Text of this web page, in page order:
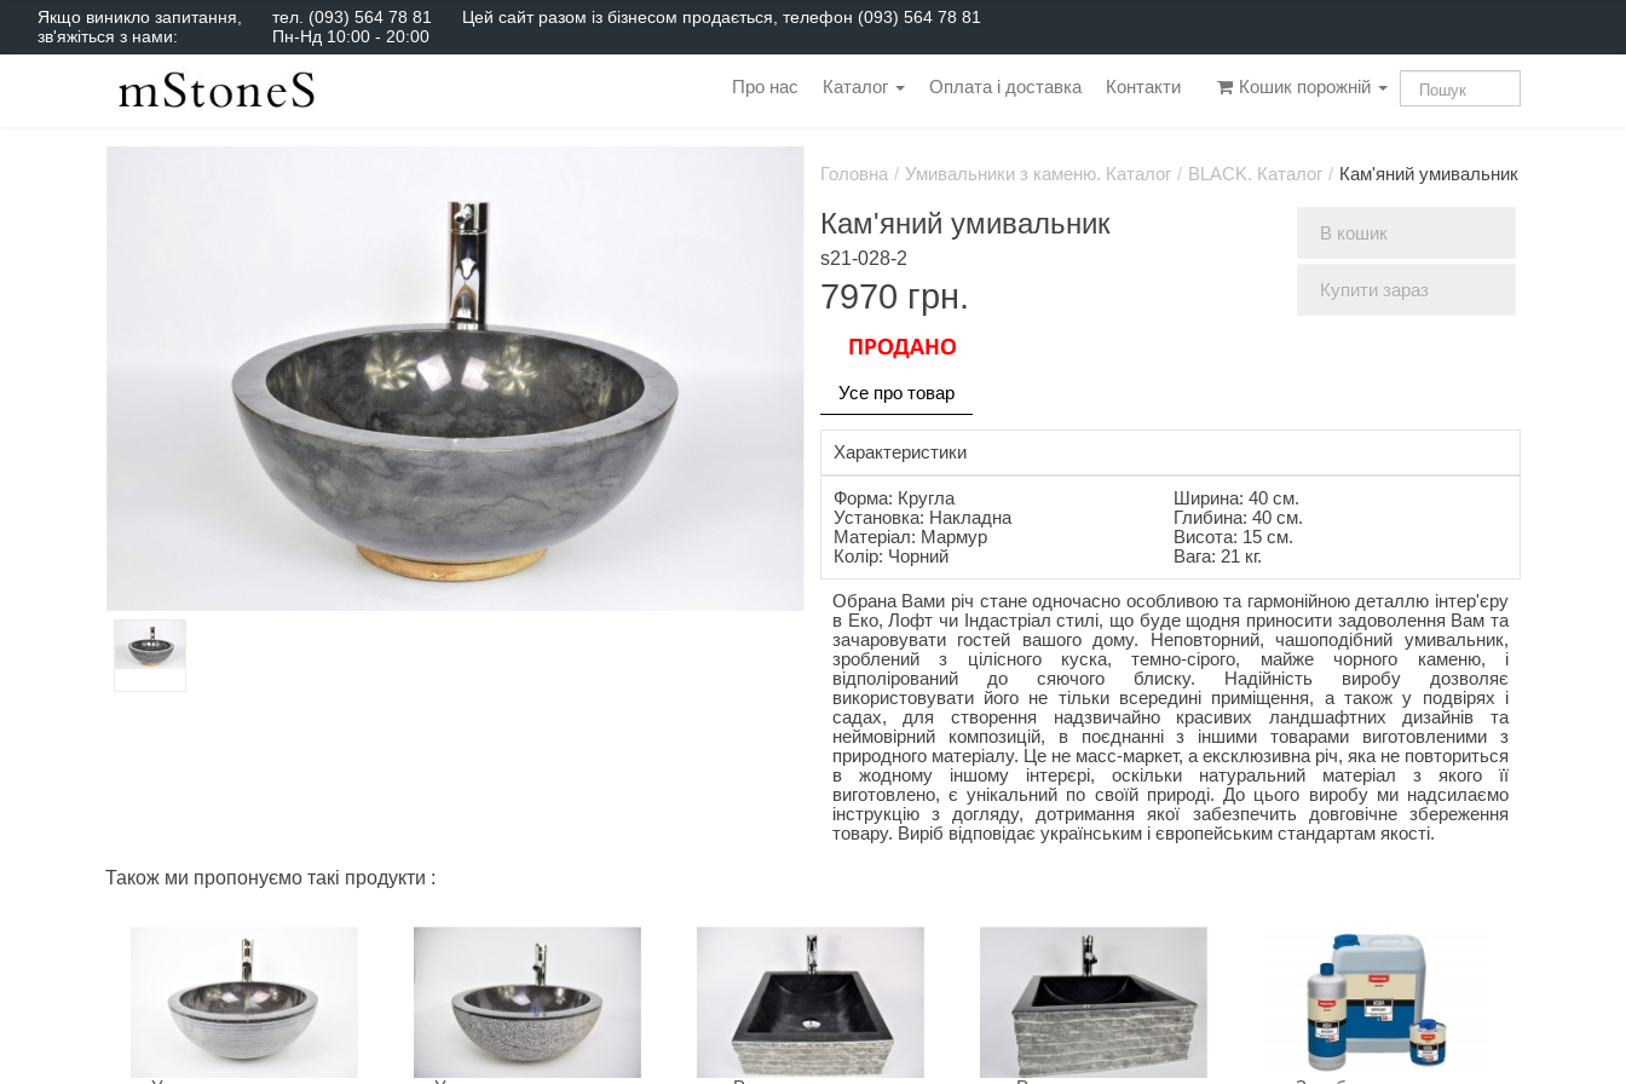
Якщо виникло запитання,
зв'яжіться з нами:
тел. (093) 564 78 81
Пн-Нд 10:00 - 20:00
Цей сайт разом із бізнесом продається, телефон (093) 564 78 81
Кошик порожній
Про нас Каталог Оплата і доставка Контакти
Головна / Умивальники з каменю. Каталог / BLACK. Каталог / Кам'яний умивальник
Кам'яний умивальник
s21-028-2
7970 грн.
В кошик
Купити зараз
Усе про товар
Характеристики
Форма: Кругла
Установка: Накладна
Матеріал: Мармур
Колір: Чорний
Ширина: 40 см.
Глибина: 40 см.
Висота: 15 см.
Вага: 21 кг.
Обрана Вами річ стане одночасно особливою та гармонійною деталлю інтер'єру
в Еко, Лофт чи Індастріал стилі, що буде щодня приносити задоволення Вам та
зачаровувати гостей вашого дому. Неповторний, чашоподібний умивальник,
зроблений з цілісного куска, темно-сірого, майже чорного каменю, і
відполірований до сяючого блиску. Надійність виробу дозволяє
використовувати його не тільки всередині приміщення, а також у подвірях і
садах, для створення надзвичайно красивих ландшафтних дизайнів та
неймовірний композицій, в поєднанні з іншими товарами виготовленими з
природного матеріалу. Це не масс-маркет, а ексклюзивна річ, яка не повториться
в жодному іншому інтерєрі, оскільки натуральний матеріал з якого її
виготовлено, є унікальний по своїй природі. До цього виробу ми надсилаємо
інструкцію з догляду, дотримання якої забезпечить довговічне збереження
товару. Виріб відповідає українським і європейським стандартам якості.
Також ми пропонуємо такі продукти :